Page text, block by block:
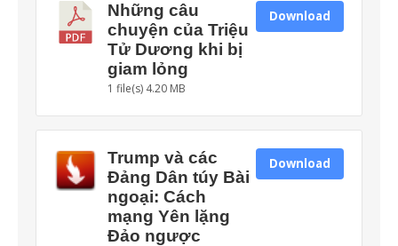
Những câu
chuyện của Triệu
Tử Dương khi bị
giam lỏng
1 file(s) 4.20 MB
Download
Trump và các
Đảng Dân túy Bài
ngoại: Cách
mạng Yên lặng
Đảo ngược
Download